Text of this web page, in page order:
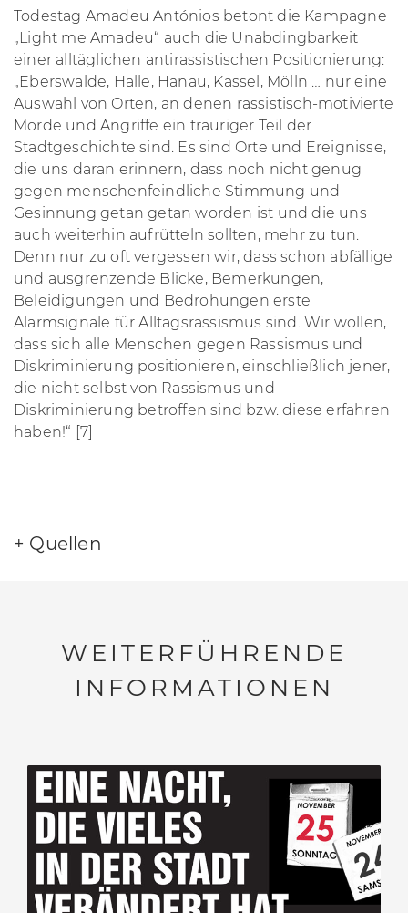
Todestag Amadeu Antónios betont die Kampagne
„Light me Amadeu“ auch die Unabdingbarkeit
einer alltäglichen antirassistischen Positionierung:
„Eberswalde, Halle, Hanau, Kassel, Mölln … nur eine
Auswahl von Orten, an denen rassistisch-motivierte
Morde und Angriffe ein trauriger Teil der
Stadtgeschichte sind. Es sind Orte und Ereignisse,
die uns daran erinnern, dass noch nicht genug
gegen menschenfeindliche Stimmung und
Gesinnung getan getan worden ist und die uns
auch weiterhin aufrütteln sollten, mehr zu tun.
Denn nur zu oft vergessen wir, dass schon abfällige
und ausgrenzende Blicke, Bemerkungen,
Beleidigungen und Bedrohungen erste
Alarmsignale für Alltagsrassismus sind. Wir wollen,
dass sich alle Menschen gegen Rassismus und
Diskriminierung positionieren, einschließlich jener,
die nicht selbst von Rassismus und
Diskriminierung betroffen sind bzw. diese erfahren
haben!“ [7]
+ Quellen
[4] Fünf Anliegen der Kampagne
„Light me
Amadeu“
[5] Artikel von Anna Brausam:
„(K)eine Straße für
Amadeu Antonio“
[6] Website derKampagne „Light me Amadeu“
WEITERFÜHRENDE
INFORMATIONEN